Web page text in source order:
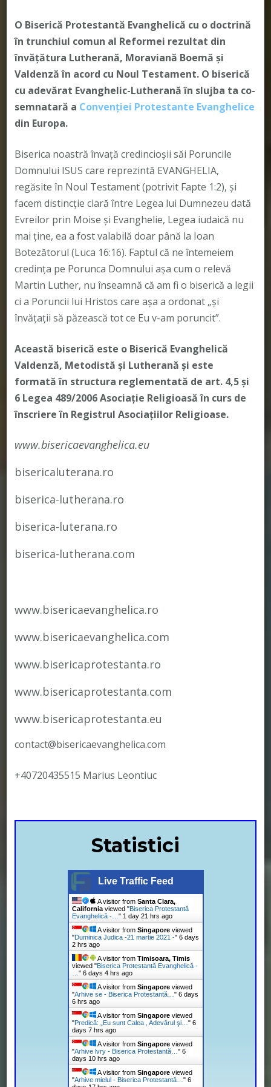
O Biserică Protestantă Evanghelică cu o doctrină
în trunchiul comun al Reformei rezultat din
învățătura Lutherană, Moraviană Boemă și
Valdenză în acord cu Noul Testament. O biserică
cu adevărat Evanghelic-Lutherană în slujba ta co-
semnatară a Convenției Protestante Evanghelice
din Europa.
Biserica noastră învață credincioșii săi Poruncile
Domnului ISUS care reprezintă EVANGHELIA,
regăsite în Noul Testament (potrivit Fapte 1:2), și
facem distincție clară între Legea lui Dumnezeu dată
Evreilor prin Moise și Evanghelie, Legea iudaică nu
mai ține, ea a fost valabilă doar până la Ioan
Botezătorul (Luca 16:16). Faptul că ne întemeiem
credința pe Porunca Domnului așa cum o relevă
Martin Luther, nu înseamnă că am fi o biserică a legii
ci a Poruncii lui Hristos care așa a ordonat „și
învățații să păzească tot ce Eu v-am poruncit”.
Această biserică este o Biserică Evanghelică
Valdenză, Metodistă și Lutherană și este
formată în structura reglementată de art. 4,5 și
6 Legea 489/2006Asociație Religioasă în curs de
înscriere în Registrul Asociațiilor Religioase.
www.bisericaevanghelica.eu
bisericaluterana.ro
biserica-lutherana.ro
biserica-luterana.ro
biserica-lutherana.com
www.bisericaevanghelica.ro
www.bisericaevanghelica.com
www.bisericaprotestanta.ro
www.bisericaprotestanta.com
www.bisericaprotestanta.eu
contact@bisericaevanghelica.com
+40720435515 Marius Leontiuc
Statistici
Live Traffic Feed
A visitor from Santa Clara,
Californiaviewed "Biserica Protestantă
Evanghelică -…" 1 day 21 hrs ago
A visitor from Singaporeviewed
"Duminica Judica -21 martie 2021 -" 6 days
2 hrs ago
A visitor from Timisoara, Timis
viewed "Biserica Protestantă Evanghelică -
…" 6 days 4 hrs ago
A visitor from Singaporeviewed
"Arhive se - Biserica Protestantă…" 6 days
6 hrs ago
A visitor from Singaporeviewed
"Predică: „Eu sunt Calea , Adevărul şi…" 6
days 7 hrs ago
A visitor from Singaporeviewed
"Arhive lvry - Biserica Protestantă…" 6
days 10 hrs ago
A visitor from Singaporeviewed
"Arhive mielul - Biserica Protestantă…" 6